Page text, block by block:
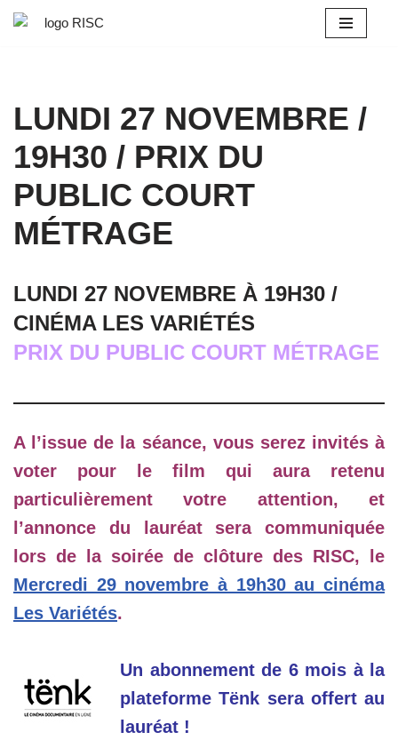
LUNDI 27 NOVEMBRE /
19H30 / PRIX DU
PUBLIC COURT
MÉTRAGE
LUNDI 27 NOVEMBRE À 19H30 /
CINÉMA LES VARIÉTÉS
PRIX DU PUBLIC COURT MÉTRAGE
A l’issue de la séance, vous serez invités à
voter pour le film qui aura retenu
particulièrement votre attention, et
l’annonce du lauréat sera communiquée
lors de la soirée de clôture des RISC, le
Mercredi 29 novembre à 19h30 au cinéma
Les Variétés.
Un abonnement de 6 mois à la
plateforme Tënk sera offert au
lauréat !